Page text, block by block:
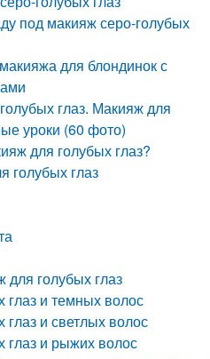
под макияж серо-голубых
для блондинок с
глаз. Макияж для
уроки (60 фото)
для голубых глаз?
голубых глаз
голубых глаз
глаз и темных волос
и светлых волос
глаз и рыжих волос